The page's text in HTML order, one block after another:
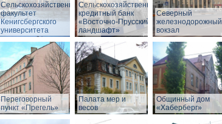
Сельскохозяйственный
факультет
Кенигсбергского
университета
Сельскохозяйственный
кредитный банк
«Восточно-Прусский
ландшафт»
Северный
железнодорожный
вокзал
Переговорный
пункт «Прегель»
Палата мер и
весов
Общинный дом
«Хаберберг»